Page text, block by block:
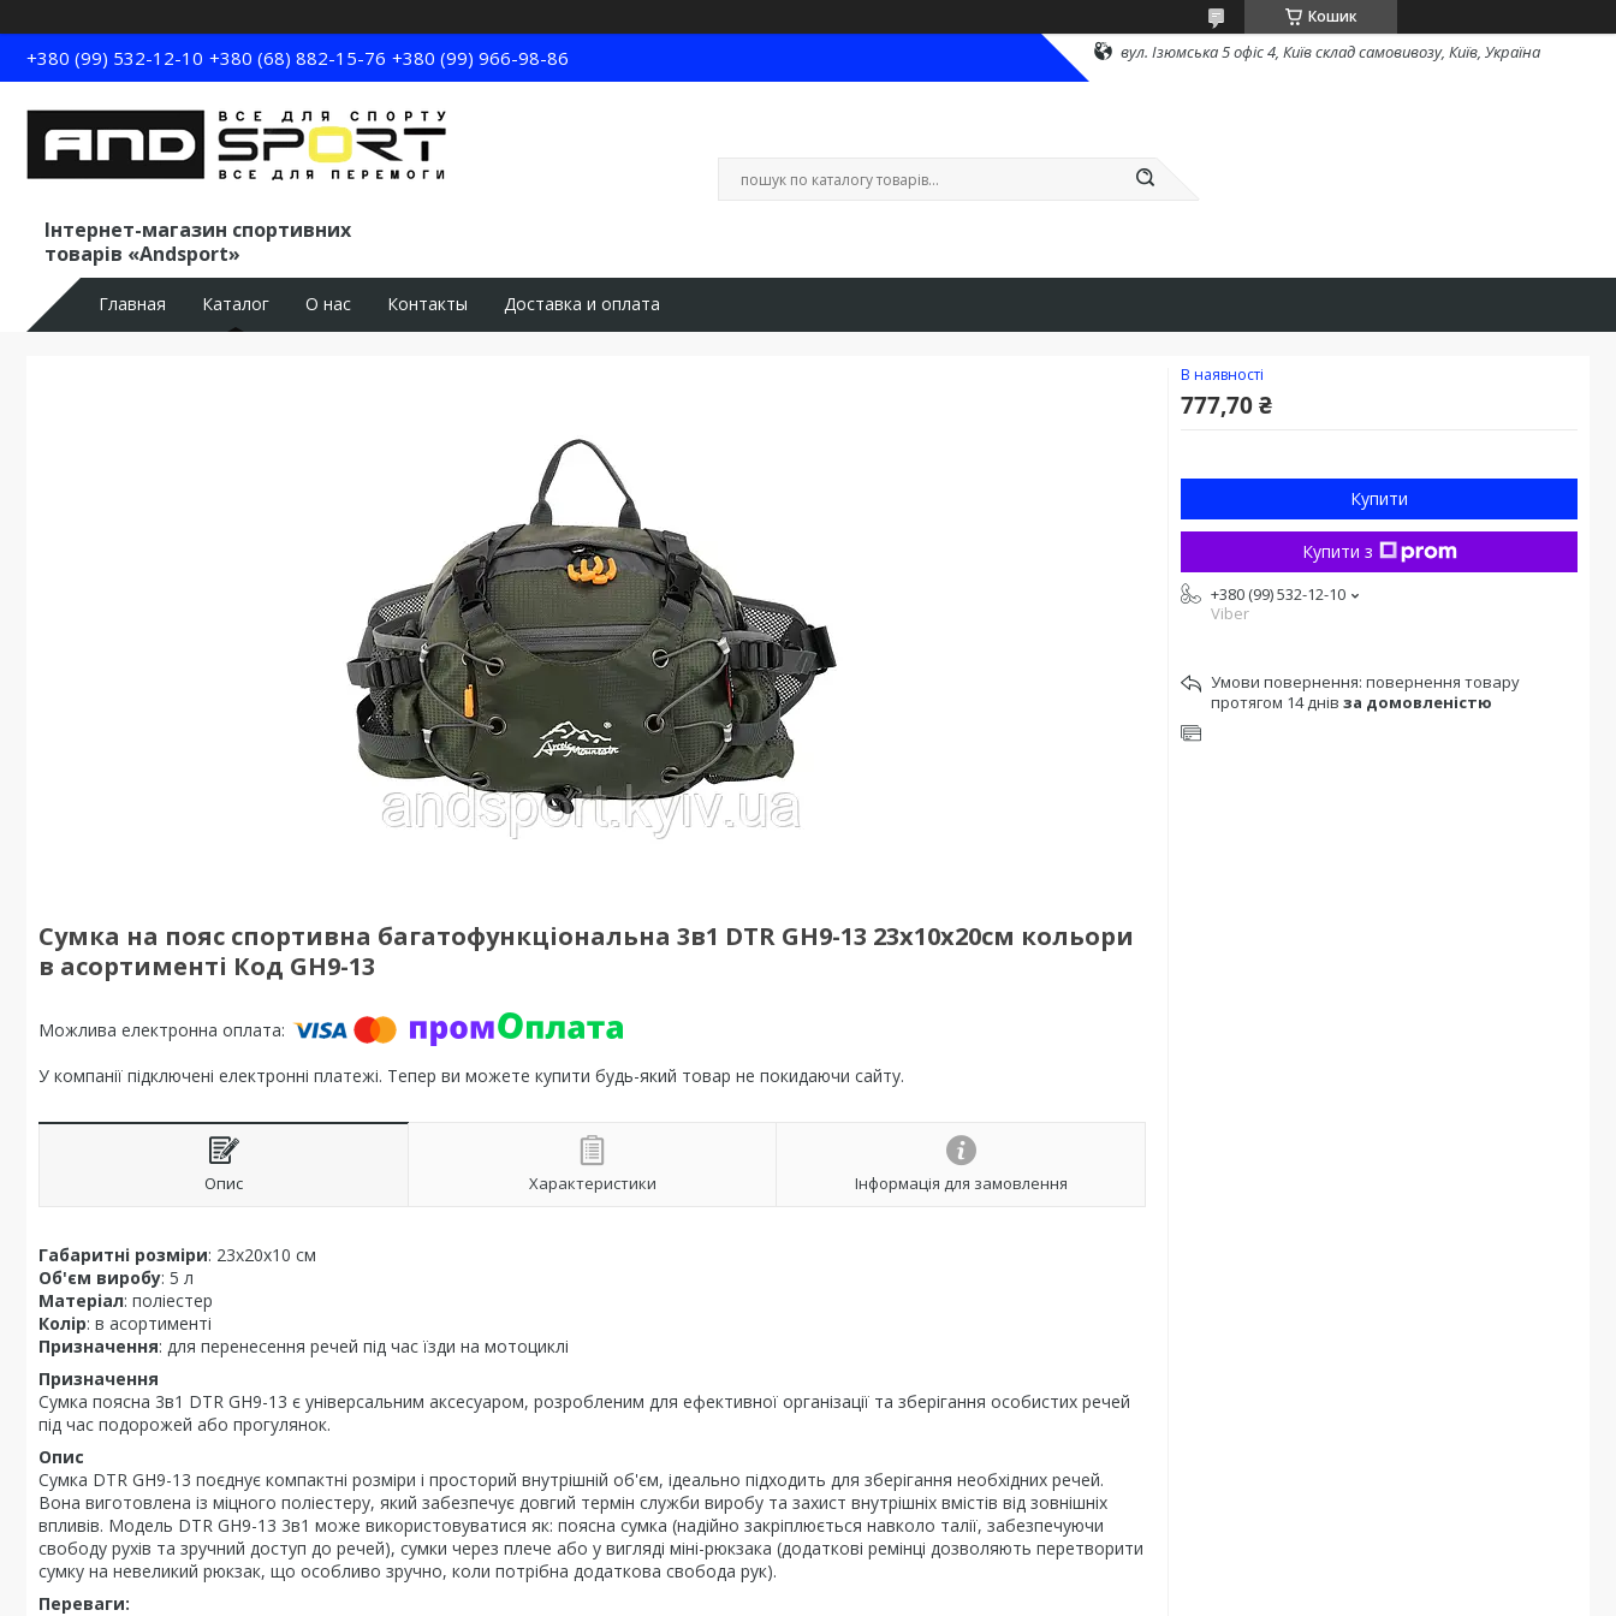
Кошик
+380 (99) 532-12-10 +380 (68) 882-15-76 +380 (99) 966-98-86 вул. Ізюмська 5 офіс 4, Київ склад самовивозу, Київ, Україна
Інтернет-магазин спортивних
товарів «Andsport»
Главная Каталог О нас Контакты Доставка и оплата
Сумка на пояс спортивна багатофункціональна 3в1 DTR GH9-13 23x10x20см кольори
в асортименті Код GH9-13
У компанії підключені електронні платежі. Тепер ви можете купити будь-який товар не покидаючи сайту.
Опис Характеристики Інформація для замовлення
Габаритні розміри: 23х20х10 см
Об'єм виробу: 5 л
Матеріал: поліестер
Колір: в асортименті
Призначення: для перенесення речей під час їзди на мотоциклі
Призначення
Сумка поясна 3в1 DTR GH9-13 є універсальним аксесуаром, розробленим для ефективної організації та зберігання особистих речей
під час подорожей або прогулянок.
Опис
Сумка DTR GH9-13 поєднує компактні розміри і просторий внутрішній об'єм, ідеально підходить для зберігання необхідних речей.
Вона виготовлена із міцного поліестеру, який забезпечує довгий термін служби виробу та захист внутрішніх вмістів від зовнішніх
впливів. Модель DTR GH9-13 3в1 може використовуватися як: поясна сумка (надійно закріплюється навколо талії, забезпечуючи
свободу рухів та зручний доступ до речей), сумки через плече або у вигляді міні-рюкзака (додаткові ремінці дозволяють перетворити
сумку на невеликий рюкзак, що особливо зручно, коли потрібна додаткова свобода рук).
Переваги:
В наявності
777,70 ₴
Купити
Купити з
+380 (99) 532-12-10
Viber
повернення товару
протягом 14 днів за домовленістю